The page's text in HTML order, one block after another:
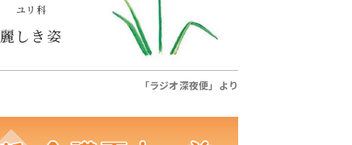
ユリ科
麗しき姿
「ラジオ深夜便」より